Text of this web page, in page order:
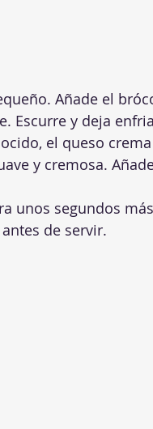
Añade el
Escurre y deja
el queso
y cremosa.
unos segundos
de servir.